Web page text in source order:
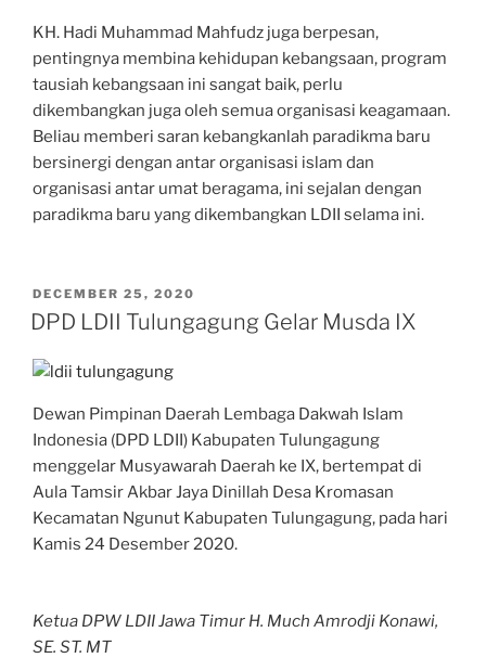
KH. Hadi Muhammad Mahfudz juga berpesan,
pentingnya membina kehidupan kebangsaan, program
tausiah kebangsaan ini sangat baik, perlu
dikembangkan juga oleh semua organisasi keagamaan.
Beliau memberi saran kebangkanlah paradikma baru
bersinergi dengan antar organisasi islam dan
organisasi antar umat beragama, ini sejalan dengan
paradikma baru yang dikembangkan LDII selama ini.
POSTED
ON
DECEMBER 25, 2020
DPD LDII Tulungagung Gelar Musda IX
Dewan Pimpinan Daerah Lembaga Dakwah Islam
Indonesia (DPD LDII) Kabupaten Tulungagung
menggelar Musyawarah Daerah ke IX, bertempat di
Aula Tamsir Akbar Jaya Dinillah Desa Kromasan
Kecamatan Ngunut Kabupaten Tulungagung, pada hari
Kamis 24 Desember 2020.
Ketua DPW LDII Jawa Timur H. Much Amrodji Konawi,
SE. ST. MT